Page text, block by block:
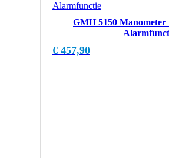
GMH 5150 Manometer
€ 457,90